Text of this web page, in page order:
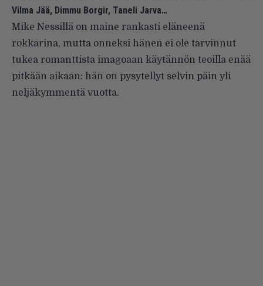
Vilma Jää, Dimmu Borgir, Taneli Jarva…
Mike Nessillä on maine rankasti eläneenä
rokkarina, mutta onneksi hänen ei ole tarvinnut
tukea romanttista imagoaan käytännön teoilla enää
pitkään aikaan: hän on pysytellyt selvin päin yli
neljäkymmentä vuotta.